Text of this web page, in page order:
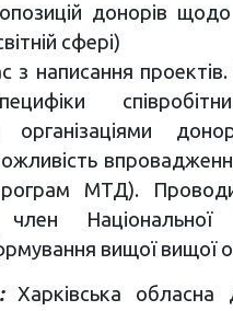
донорів щодо
сфері)
з написання
організаціями
МТД).
член Національної
вищої вищої
Харківська обласна